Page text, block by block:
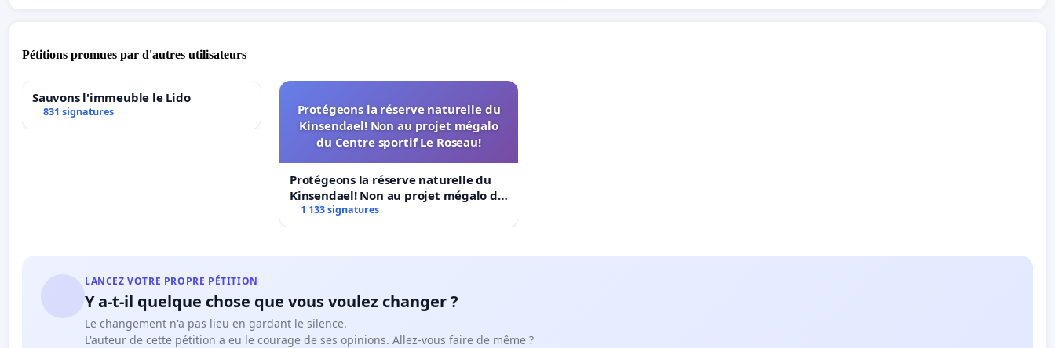
Pétitions promues par d'autres utilisateurs
Sauvons l'immeuble le Lido
831 signatures
Protégeons la réserve naturelle du
Kinsendael! Non au projet mégalo
du Centre sportif Le Roseau!
Protégeons la réserve naturelle du
Kinsendael! Non au projet mégalo du
Centre sportif Le Roseau!
1 133 signatures
LANCEZ VOTRE PROPRE PÉTITION
Y a-t-il quelque chose que vous voulez changer ?
Le changement n'a pas lieu en gardant le silence.
L'auteur de cette pétition a eu le courage de ses opinions. Allez-vous faire de même ?